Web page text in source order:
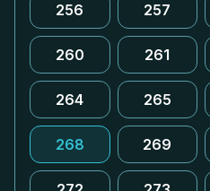
256 257
260 261
264 265
268 269